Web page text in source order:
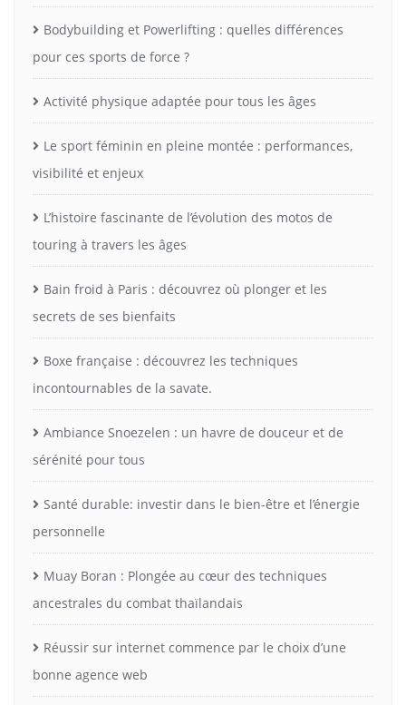
Bodybuilding et Powerlifting : quelles différences
pour ces sports de force ?
Activité physique adaptée pour tous les âges
Le sport féminin en pleine montée : performances,
visibilité et enjeux
L’histoire fascinante de l’évolution des motos de
touring à travers les âges
Bain froid à Paris : découvrez où plonger et les
secrets de ses bienfaits
Boxe française : découvrez les techniques
incontournables de la savate.
Ambiance Snoezelen : un havre de douceur et de
sérénité pour tous
Santé durable: investir dans le bien-être et l’énergie
personnelle
Muay Boran : Plongée au cœur des techniques
ancestrales du combat thaïlandais
Réussir sur internet commence par le choix d’une
bonne agence web